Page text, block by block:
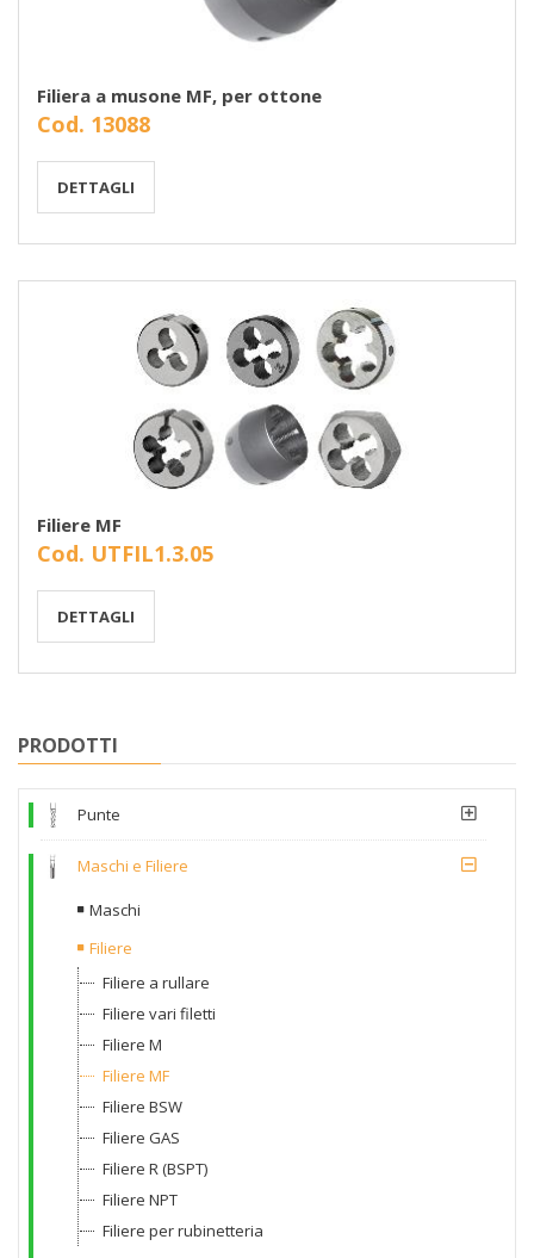
Filiera a musone MF, per ottone
Cod. 13088
DETTAGLI
Filiere MF
Cod. UTFIL1.3.05
DETTAGLI
PRODOTTI
Punte
Maschi e Filiere
Maschi
Filiere
Filiere a rullare
Filiere vari filetti
Filiere M
Filiere MF
Filiere BSW
Filiere GAS
Filiere R (BSPT)
Filiere NPT
Filiere per rubinetteria